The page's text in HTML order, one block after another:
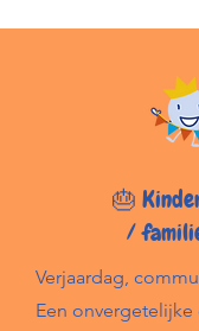
🎂
/
Verjaardag,
Een